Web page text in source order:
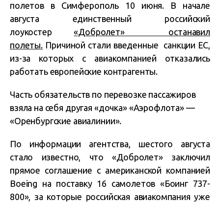
полетов в Симферополь 10 июня. В начале
августа единственный российский
лоукостер«Добролет» останавил
полеты.Причиной стали введенные санкции ЕС,
из-за которых с авиакомпанией отказались
работать европейские контрагенты.
Часть обязательств по перевозке пассажиров
взяла на себя другая «дочка» «Аэрофлота» —
«Оренбургские авиалинии».
По информации агентства, шестого августа
стало известно, что «Добролет» заключил
прямое соглашение с американской компанией
Boeing на поставку 16 самолетов «Боинг 737-
800», за которые российская авиакомпания уже